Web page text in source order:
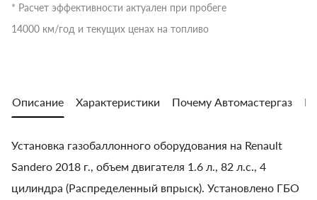
* Расчет эффективности актуален при пробеге
14000 км/год и текущих ценах на топливо
Описание Характеристики Почему Автомастергаз
Установка газобаллонного оборудования на Renault
Sandero 2018 г., объем двигателя 1.6 л., 82 л.с., 4
цилиндра (Распределенный впрыск). Установлено ГБО